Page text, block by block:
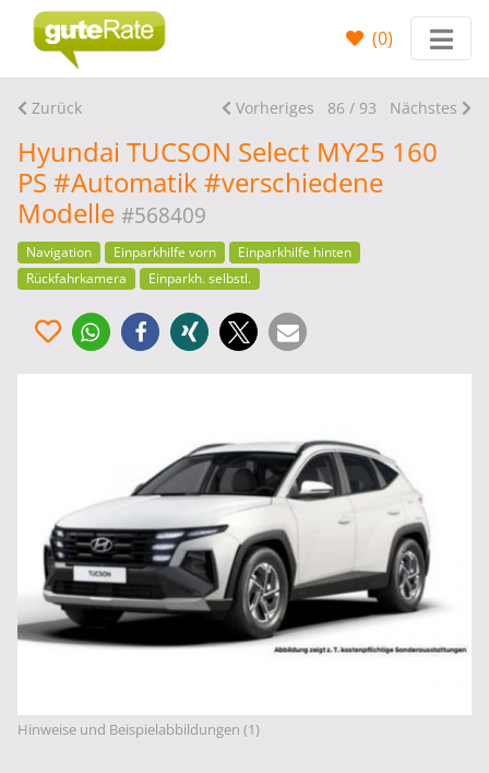
(0)
Zurück Vorheriges 86 / 93 Nächstes
Hyundai TUCSON Select MY25 160
PS #Automatik #verschiedene
Modelle #568409
Navigation Einparkhilfe vorn
Einparkhilfe hinten
Rückfahrkamera
Einparkh. selbstl.
Hinweise und Beispielabbildungen (1)